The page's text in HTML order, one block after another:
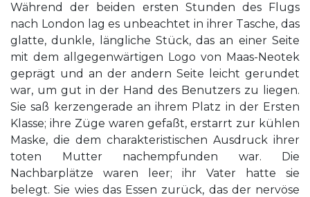
Während der beiden ersten Stunden des Flugs
nach London lag es unbeachtet in ihrer Tasche, das
glatte, dunkle, längliche Stück, das an einer Seite
mit dem allgegenwärtigen Logo von Maas-Neotek
geprägt und an der andern Seite leicht gerundet
war, um gut in der Hand des Benutzers zu liegen.
Sie saß kerzengerade an ihrem Platz in der Ersten
Klasse; ihre Züge waren gefaßt, erstarrt zur kühlen
Maske, die dem charakteristischen Ausdruck ihrer
toten Mutter nachempfunden war. Die
Nachbarplätze waren leer; ihr Vater hatte sie
belegt. Sie wies das Essen zurück, das der nervöse